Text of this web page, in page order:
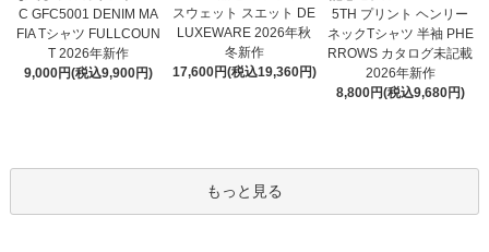
C GFC5001 DENIM MA
FIA Tシャツ FULLCOUN
T 2026年新作
9,000円(税込9,900円)
スウェット スエット DE
LUXEWARE 2026年秋
冬新作
17,600円(税込19,360円)
5TH プリント ヘンリー
ネックTシャツ 半袖 PHE
RROWS カタログ未記載
2026年新作
8,800円(税込9,680円)
もっと見る